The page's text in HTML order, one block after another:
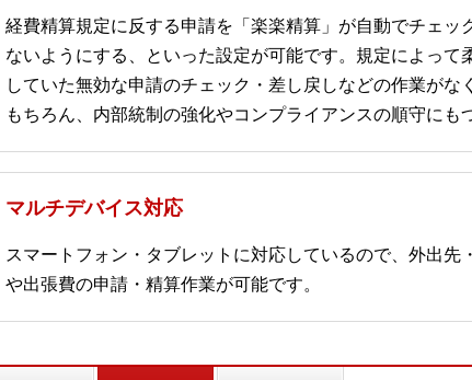
経費精算規定に反する申請を「楽楽精算」が自動でチェッ
ないようにする、といった設定が可能です。規定によって
していた無効な申請のチェック・差し戻しなどの作業がな
もちろん、内部統制の強化やコンプライアンスの順守にも
マルチデバイス対応
スマートフォン・タブレットに対応しているので、外出先
や出張費の申請・精算作業が可能です。